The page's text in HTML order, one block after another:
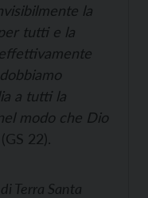
la
tutti e la
a tutti la
modo che Dio
(GS 22).
Terra Santa